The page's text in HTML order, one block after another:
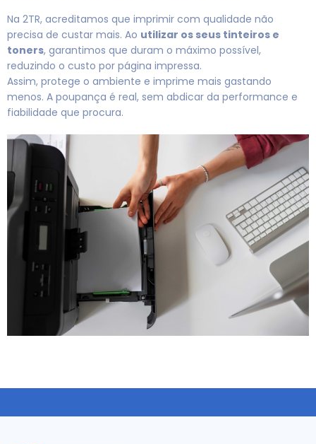
Na 2TR, acreditamos que imprimir com qualidade não
precisa de custar mais. Ao utilizar os seus tinteiros e
toners, garantimos que duram o máximo possível,
reduzindo o custo por página impressa.
Assim, protege o ambiente e imprime mais gastando
menos. A poupança é real, sem abdicar da performance e
fiabilidade que procura.